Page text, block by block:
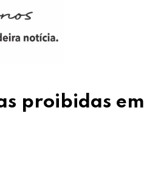
proibidas em